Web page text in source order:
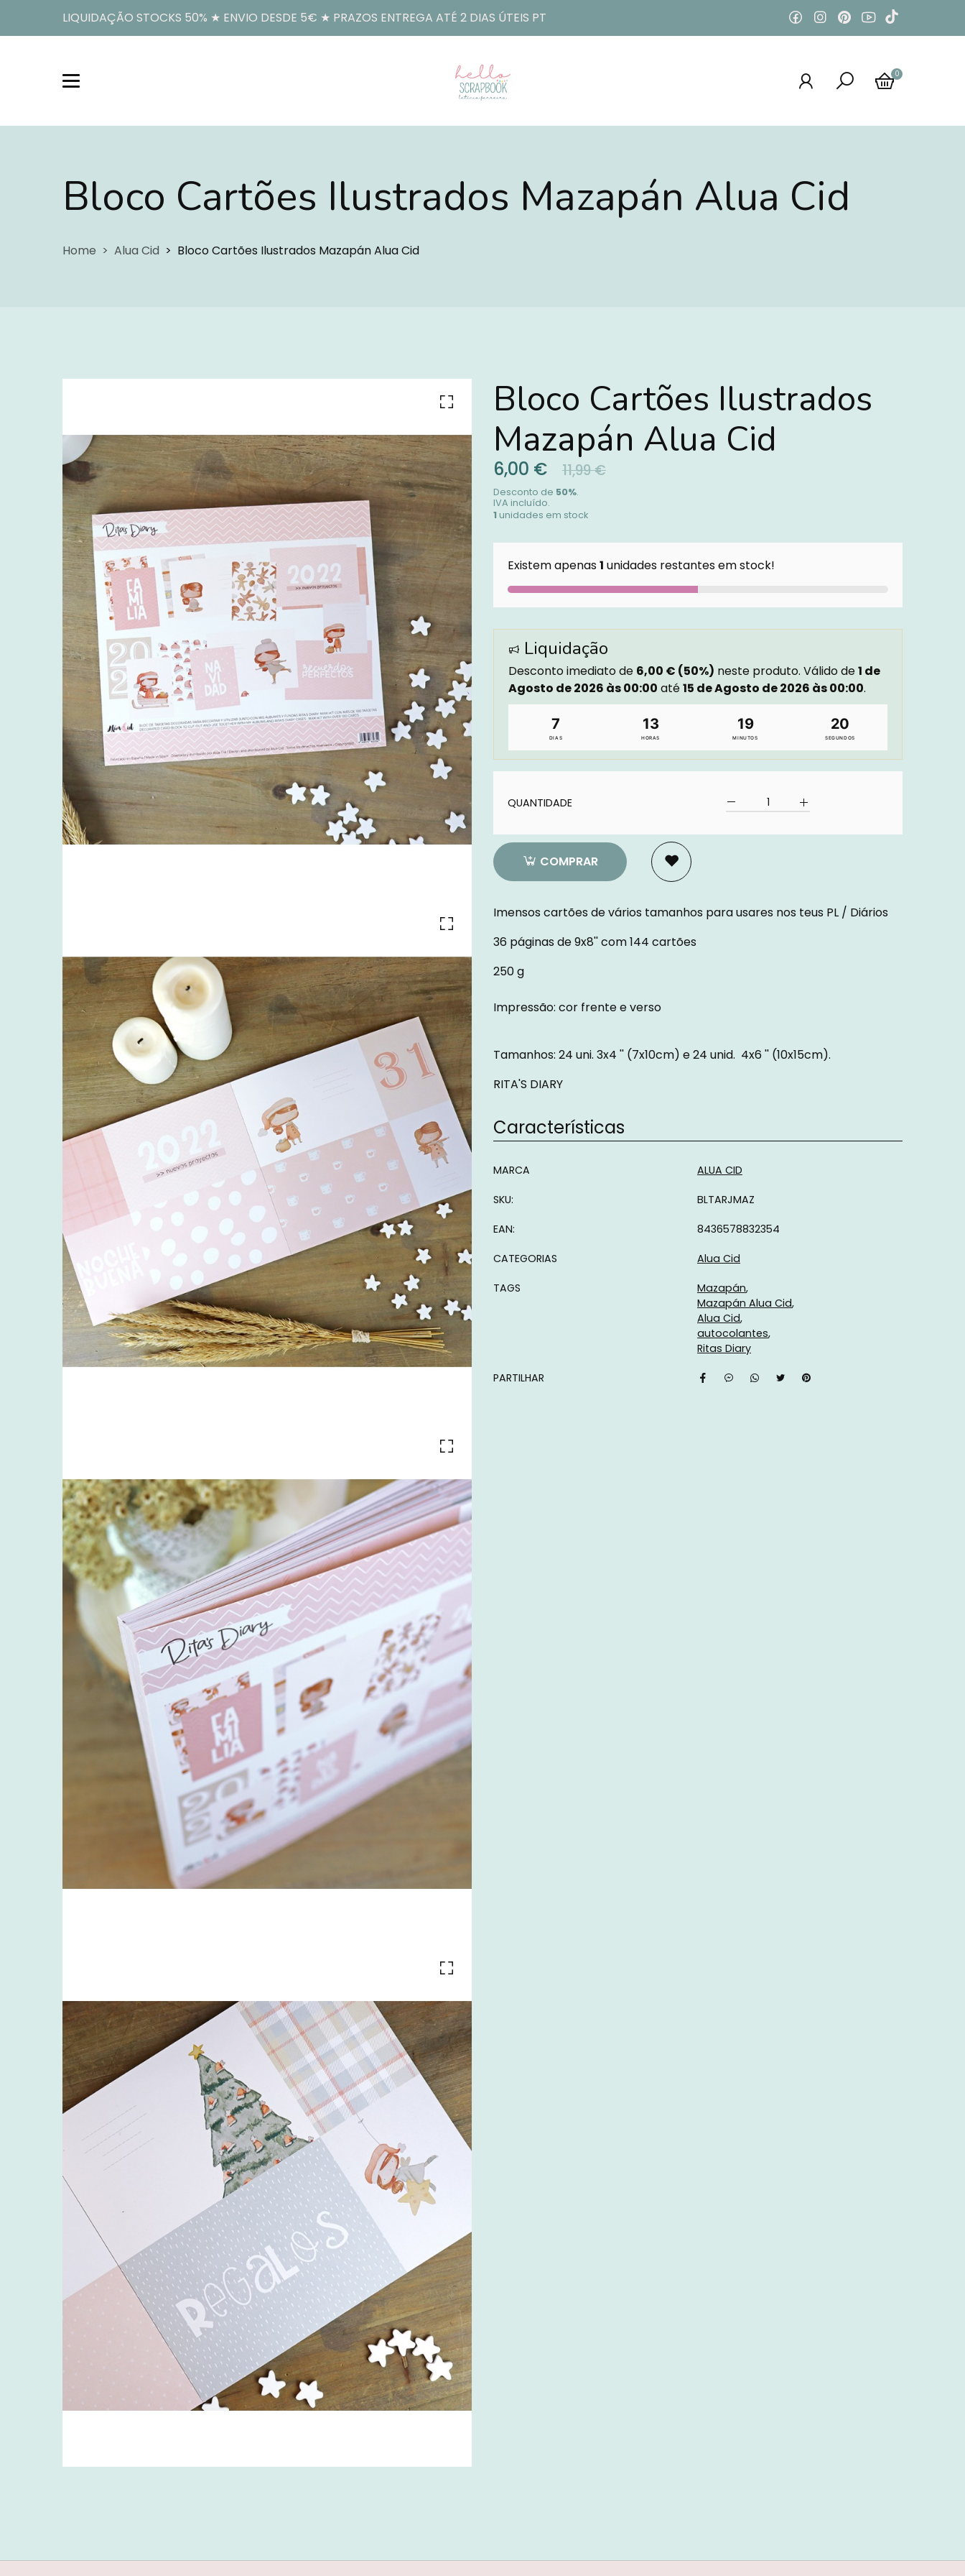
LIQUIDAÇÃO STOCKS 50% ★ ENVIO DESDE 5€ ★ PRAZOS ENTREGA ATÉ 2 DIAS ÚTEIS PT
0
Bloco Cartões Ilustrados Mazapán Alua Cid
Home Alua Cid Bloco Cartões Ilustrados Mazapán Alua Cid
Bloco Cartões Ilustrados
Mazapán Alua Cid
6,00 € 11,99 €
Desconto de 50%.
IVA incluído.
1 unidades em stock
Existem apenas1 unidades restantes em stock!
Liquidação
Desconto imediato de 6,00 € (50%) neste produto. Válido de1 de
Agosto de 2026 às 00:00 até15 de Agosto de 2026 às 00:00.
7
DIAS
13
HORAS
19
MINUTOS
18
SEGUNDOS
QUANTIDADE
COMPRAR
Imensos cartões de vários tamanhos para usares nos teus PL / Diários
36 páginas de 9x8'' com 144 cartões
250 g
Impressão: cor frente e verso
Tamanhos: 24 uni. 3x4 '' (7x10cm) e 24 unid. 4x6 '' (10x15cm).
RITA'S DIARY
Características
Características
MARCA ALUA CID
SKU: BLTARJMAZ
EAN: 8436578832354
CATEGORIAS Alua Cid
TAGS
Mazapán
Mazapán Alua Cid
Alua Cid
autocolantes
Ritas Diary
PARTILHAR